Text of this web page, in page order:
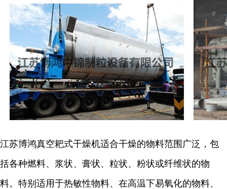
江苏博鸿真空耙式干燥机适合干燥的物料范围广泛，包
括各种燃料、浆状、膏状、粒状、粉状或纤维状的物
料。特别适用于热敏性物料、在高温下易氧化的物料、